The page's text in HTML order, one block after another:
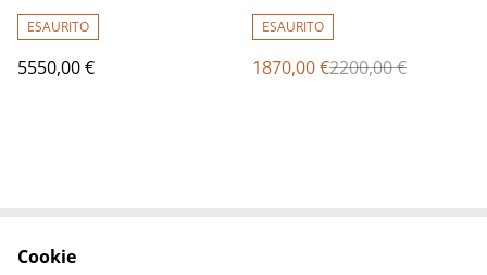
ESAURITO
5550,00 €
ESAURITO
1870,00 €2200,00 €
Cookie